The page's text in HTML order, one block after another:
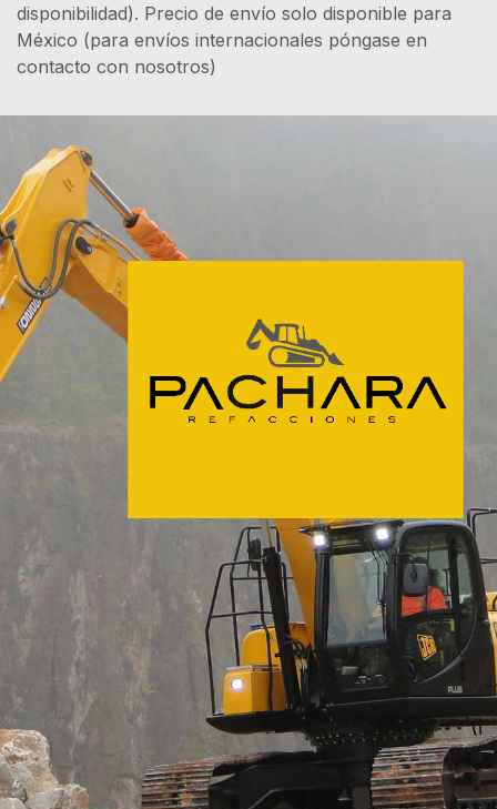
disponibilidad). Precio de envío solo disponible para
México (para envíos internacionales póngase en
contacto con nosotros)